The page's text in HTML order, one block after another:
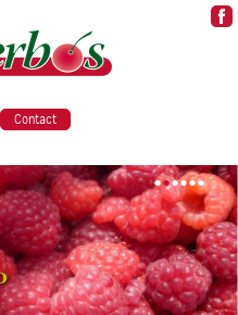
Contact
••••••